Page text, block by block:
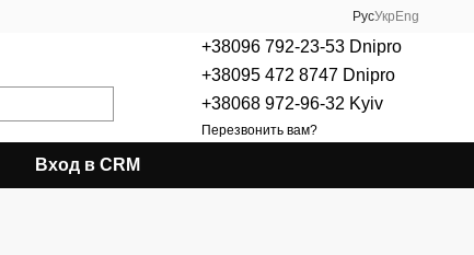
РусУкр Eng
+38096 792-23-53 Dnipro
+38095 472 8747 Dnipro
+38068 972-96-32 Kyiv
Перезвонить вам?
Вход в CRM